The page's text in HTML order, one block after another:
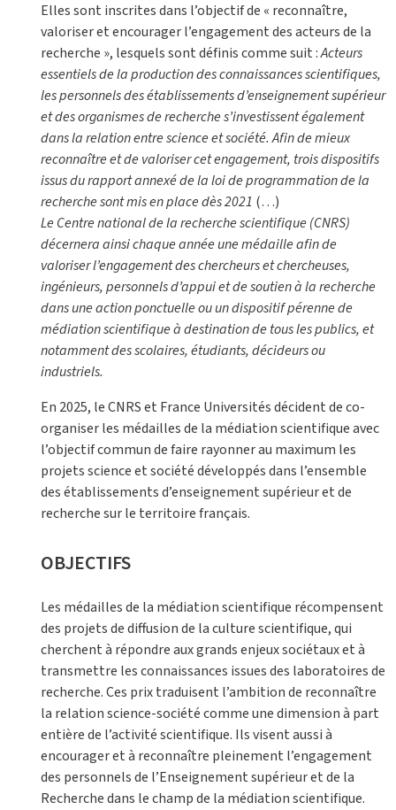
Elles sont inscrites dans l’objectif de « reconnaître,
valoriser et encourager l’engagement des acteurs de la
recherche », lesquels sont définis comme suit :Acteurs
essentiels de la production des connaissances scientifiques,
les personnels desétablissements d’enseignement supérieur
et des organismes de recherche s’investissent également
dans la relation entre science et société. Afin de mieux
reconnaître et de valoriser cet engagement, trois dispositifs
issus du rapport annexé de la loi de programmation de la
recherche sont mis en place dès 2021 (…)
Le Centre national de la recherche scientifique (CNRS)
décernera ainsi chaque année unemédaille afin de
valoriser l’engagement des chercheurs et chercheuses,
ingénieurs, personnels d’appui et de soutien à la recherche
dans une action ponctuelle ou un dispositif pérenne de
médiation scientifique à destination de tous les publics, et
notamment des scolaires, étudiants, décideurs ou
industriels.
En 2025, le CNRS et France Universités décident de co-
organiser les médailles de la médiation scientifique avec
l’objectif commun de faire rayonner au maximum les
projets science et société développés dans l’ensemble
des établissements d’enseignement supérieur et de
recherche sur le territoire français.
OBJECTIFS
Les médailles de la médiation scientifique récompensent
des projets de diffusion de la culture scientifique, qui
cherchent à répondre aux grands enjeux sociétaux et à
transmettre les connaissances issues des laboratoires de
recherche. Ces prix traduisent l’ambition de reconnaître
la relation science-société comme une dimension à part
entière de l’activité scientifique. Ils visent aussi à
encourager et à reconnaître pleinement l’engagement
des personnels de l’Enseignement supérieur et de la
Recherche dans le champ de la médiation scientifique.